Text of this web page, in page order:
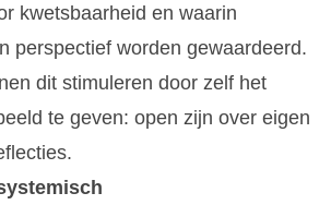
kwetsbaarheid en waarin
perspectief worden gewaardeerd.
dit stimuleren door zelf het
te geven: open zijn over eigen